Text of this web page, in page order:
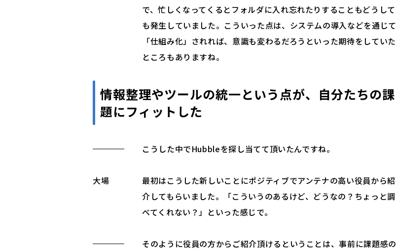
で、忙しくなってくるとフォルダに入れ忘れたりすることもどうして
も発生していました。こういった点は、システムの導入などを通じて
「仕組み化」されれば、意識も変わるだろうといった期待をしていた
ところもありますね。
情報整理やツールの統一という点が、自分たちの課
題にフィットした
こうした中でHubbleを探し当てて頂いたんですね。
大場
最初はこうした新しいことにポジティブでアンテナの高い役員から紹
介してもらいました。「こういうのあるけど、どうなの？ちょっと調
べてくれない？」といった感じで。
そのように役員の方からご紹介頂けるということは、事前に課題感の